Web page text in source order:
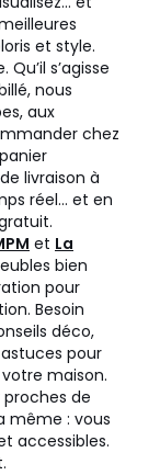
et style.
s’agisse
nous
aux
chez
livraison à
réel… et en
et La
bien
pour
Besoin
déco,
pour
maison.
proches de
même : vous
accessibles.